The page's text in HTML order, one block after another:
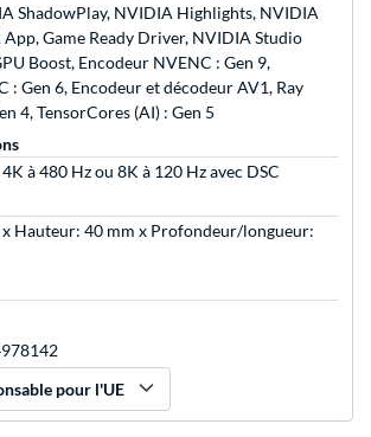
ShadowPlay, NVIDIA Highlights, NVIDIA
Game Ready Driver, NVIDIA Studio
Boost, Encodeur NVENC : Gen 9,
: Gen 6, Encodeur et décodeur AV1, Ray
4, TensorCores (AI) : Gen 5
à 480 Hz ou 8K à 120 Hz avec DSC
Hauteur: 40 mm x Profondeur/longueur:
pour l'UE